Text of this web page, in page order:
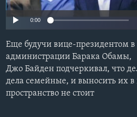
Learning English
СОЦИАЛЬНЫЕ СЕТИ
Языки
0:00
Еще будучи вице-президентом в
администрации Барака Обамы,
Джо Байден подчеркивал, что
дела семейные, и выносить их в
пространство не стоит